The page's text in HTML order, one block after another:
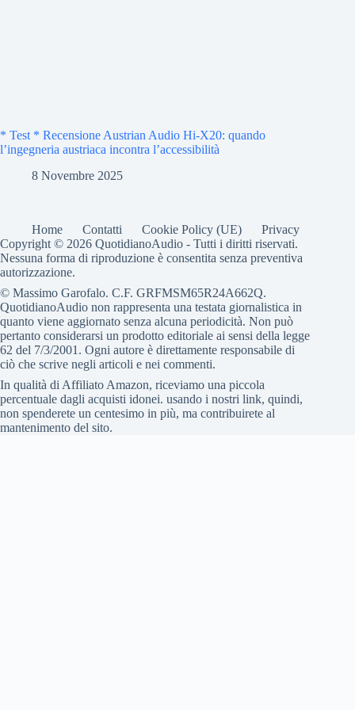
* Test * Recensione Austrian Audio Hi-X20: quando
l’ingegneria austriaca incontra l’accessibilità
8 Novembre 2025
Home Contatti Cookie Policy (UE)
Privacy
Copyright © 2026 QuotidianoAudio - Tutti i diritti riservati.
Nessuna forma di riproduzione è consentita senza preventiva
autorizzazione.
© Massimo Garofalo. C.F. GRFMSM65R24A662Q.
QuotidianoAudio non rappresenta una testata giornalistica in
quanto viene aggiornato senza alcuna periodicità. Non può
pertanto considerarsi un prodotto editoriale ai sensi della legge
62 del 7/3/2001. Ogni autore è direttamente responsabile di
ciò che scrive negli articoli e nei commenti.
In qualità di Affiliato Amazon, riceviamo una piccola
percentuale dagli acquisti idonei. usando i nostri link, quindi,
non spenderete un centesimo in più, ma contribuirete al
mantenimento del sito.